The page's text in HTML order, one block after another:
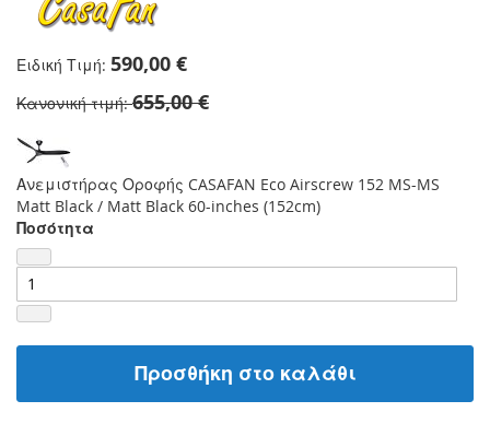
Ειδική Τιμή 590,00 €
Κανονική τιμή 655,00 €
Ανεμιστήρας Οροφής CASAFAN Eco Airscrew 152 MS-MS
Matt Black / Matt Black 60-inches (152cm)
Ποσότητα
Προσθήκη στο καλάθι